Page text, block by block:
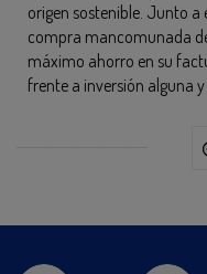
origen sostenible. Junto a
compra mancomunada
máximo ahorro en su
frente a inversión alguna